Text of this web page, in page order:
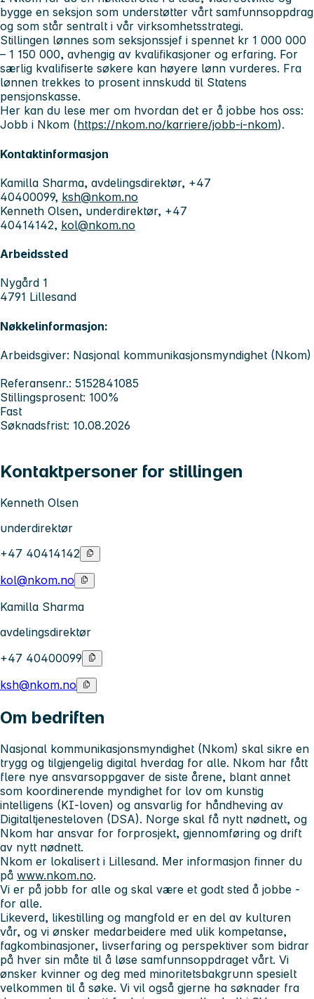
bygge en seksjon som understøtter vårt samfunnsoppdrag
og som står sentralt i vår virksomhetsstrategi.
Stillingen lønnes som seksjonssjef i spennet kr 1 000 000
– 1 150 000, avhengig av kvalifikasjoner og erfaring. For
særlig kvalifiserte søkere kan høyere lønn vurderes. Fra
lønnen trekkes to prosent innskudd til Statens
pensjonskasse.
Her kan du lese mer om hvordan det er å jobbe hos oss:
Jobb i Nkom (https://nkom.no/karriere/jobb-i-nkom).
Kontaktinformasjon
Kamilla Sharma, avdelingsdirektør, +47
40400099, ksh@nkom.no
Kenneth Olsen, underdirektør, +47
40414142, kol@nkom.no
Arbeidssted
Nygård 1
4791 Lillesand
Nøkkelinformasjon:
Arbeidsgiver: Nasjonal kommunikasjonsmyndighet (Nkom)
Referansenr.: 5152841085
Stillingsprosent: 100%
Fast
Søknadsfrist: 10.08.2026
Kontaktpersoner for stillingen
Kenneth Olsen
underdirektør
+47 40414142
kol@nkom.no
Kamilla Sharma
avdelingsdirektør
+47 40400099
ksh@nkom.no
Om bedriften
Nasjonal kommunikasjonsmyndighet (Nkom) skal sikre en
trygg og tilgjengelig digital hverdag for alle. Nkom har fått
flere nye ansvarsoppgaver de siste årene, blant annet
som koordinerende myndighet for lov om kunstig
intelligens (KI-loven) og ansvarlig for håndheving av
Digitaltjenesteloven (DSA). Norge skal få nytt nødnett, og
Nkom har ansvar for forprosjekt, gjennomføring og drift
av nytt nødnett.
Nkom er lokalisert i Lillesand. Mer informasjon finner du
på www.nkom.no.
Vi er på jobb for alle og skal være et godt sted å jobbe -
for alle.
Likeverd, likestilling og mangfold er en del av kulturen
vår, og vi ønsker medarbeidere med ulik kompetanse,
fagkombinasjoner, livserfaring og perspektiver som bidrar
på hver sin måte til å løse samfunnsoppdraget vårt. Vi
ønsker kvinner og deg med minoritetsbakgrunn spesielt
velkommen til å søke. Vi vil også gjerne ha søknader fra